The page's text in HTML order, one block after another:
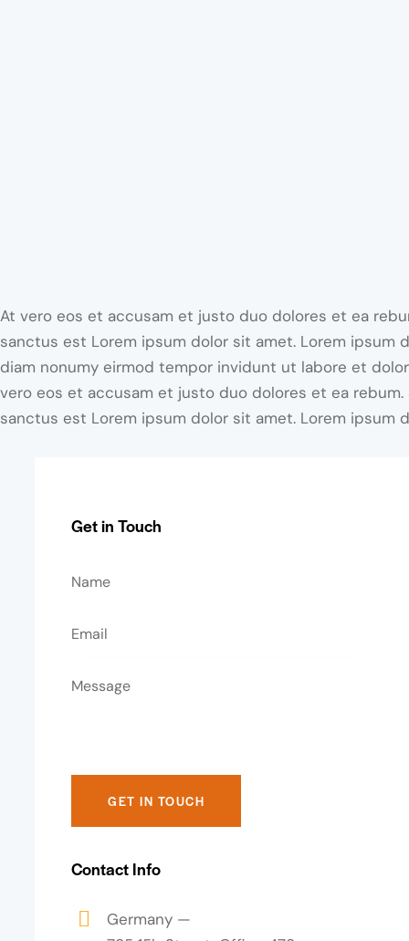
At vero eos et accusam et justo duo dolores et ea
sanctus est Lorem ipsum dolor sit amet. Lorem
diam nonumy eirmod tempor invidunt ut labore et
vero eos et accusam et justo duo dolores et ea
sanctus est Lorem ipsum dolor sit amet. Lorem ipsum
Get in Touch
Contact Info
Germany —